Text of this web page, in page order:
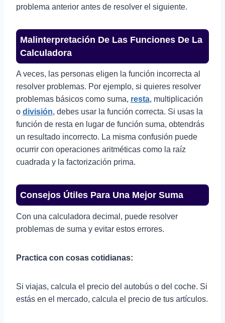
problema anterior antes de resolver el siguiente.
Malinterpretación De Las Funciones De La
Calculadora
A veces, las personas eligen la función incorrecta al
resolver problemas. Por ejemplo, si quieres resolver
problemas básicos como suma, resta, multiplicación
o división, debes usar la función correcta. Si usas la
función de resta en lugar de función suma, obtendrás
un resultado incorrecto. La misma confusión puede
ocurrir con operaciones aritméticas como la raíz
cuadrada y la factorización prima.
Consejos Útiles Para Una Mejor Suma
Con una calculadora decimal, puede resolver
problemas de suma y evitar estos errores.
Practica con cosas cotidianas:
Si viajas, calcula el precio del autobús o del coche. Si
estás en el mercado, calcula el precio de tus artículos.